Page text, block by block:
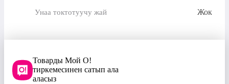
Унаа токтотуучу жай Жок
Товарды Мой О!
тиркемесинен сатып ала
аласыз